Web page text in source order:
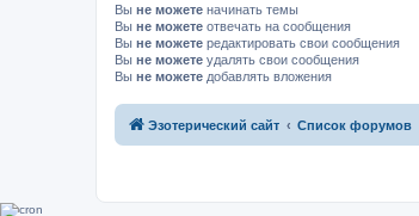
Вы не можете начинать темы
Вы не можете отвечать на сообщения
Вы не можете редактировать свои сообщения
Вы не можете удалять свои сообщения
Вы не можете добавлять вложения
Эзотерический сайт Список форумов